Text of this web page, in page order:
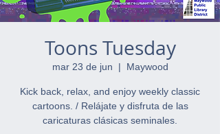
Toons Tuesday
mar 23 de jun
  |
Maywood
Kick back, relax, and enjoy weekly classic
cartoons. / Relájate y disfruta de las
caricaturas clásicas seminales.